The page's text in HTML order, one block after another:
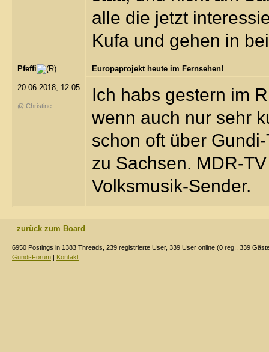
alle die jetzt
Kufa und gehen in
Pfeffi
20.06.2018, 12:05
@ Christine
Europaprojekt heute im Fernsehen!
Ich habs gestern im
wenn auch nur sehr
schon oft über
zu Sachsen. MDR-
Volksmusik-Sender.
zurück zum Board
6950 Postings in 1383 Threads, 239 registrierte User, 339 User online (0 reg., 339
Gundi-Forum | Kontakt